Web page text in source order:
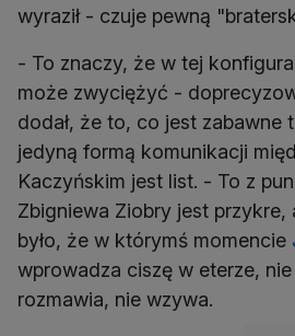
wyraził - czuje pewną
- To znaczy, że w tej
może zwyciężyć -
dodał, że to, co jest zabawne
jedyną formą komunikacji
Kaczyńskim jest list. - To z
Zbigniewa Ziobry jest przykre,
było, że w którymś momencie
wprowadza ciszę w eterze,
rozmawia, nie wzywa.